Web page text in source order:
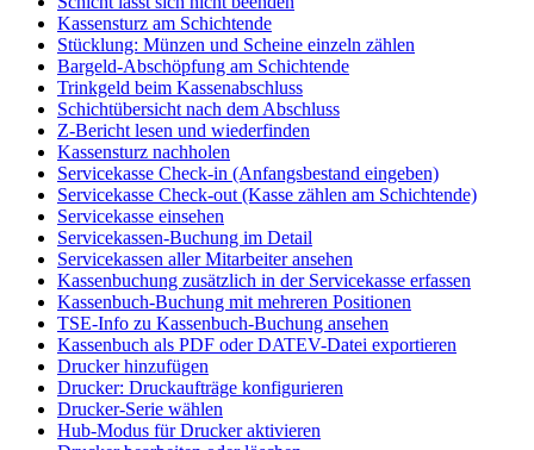
Kassensturz am Schichtende
Stücklung: Münzen und Scheine einzeln zählen
Bargeld-Abschöpfung am Schichtende
Trinkgeld beim Kassenabschluss
Schichtübersicht nach dem Abschluss
Z-Bericht lesen und wiederfinden
Kassensturz nachholen
Servicekasse Check-in (Anfangsbestand eingeben)
Servicekasse Check-out (Kasse zählen am Schichtende)
Servicekasse einsehen
Servicekassen-Buchung im Detail
Servicekassen aller Mitarbeiter ansehen
Kassenbuchung zusätzlich in der Servicekasse erfassen
Kassenbuch-Buchung mit mehreren Positionen
TSE-Info zu Kassenbuch-Buchung ansehen
Kassenbuch als PDF oder DATEV-Datei exportieren
Drucker hinzufügen
Drucker: Druckaufträge konfigurieren
Drucker-Serie wählen
Hub-Modus für Drucker aktivieren